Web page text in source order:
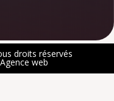
droits réservés
Agence web